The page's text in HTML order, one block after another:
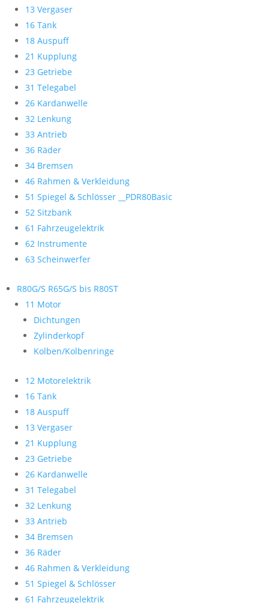
13 Vergaser
16 Tank
18 Auspuff
21 Kupplung
23 Getriebe
31 Telegabel
26 Kardanwelle
32 Lenkung
33 Antrieb
36 Räder
34 Bremsen
46 Rahmen & Verkleidung
51 Spiegel & Schlösser __PDR80Basic
52 Sitzbank
61 Fahrzeugelektrik
62 Instrumente
63 Scheinwerfer
R80G/S R65G/S bis R80ST
11 Motor
Dichtungen
Zylinderkopf
Kolben/Kolbenringe
12 Motorelektrik
16 Tank
18 Auspuff
13 Vergaser
21 Kupplung
23 Getriebe
26 Kardanwelle
31 Telegabel
32 Lenkung
33 Antrieb
34 Bremsen
36 Räder
46 Rahmen & Verkleidung
51 Spiegel & Schlösser
61 Fahrzeugelektrik